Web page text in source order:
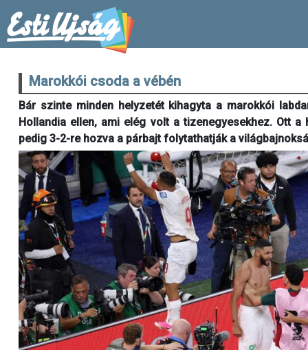
Marokkói csoda a vébén
Bár szinte minden helyzetét kihagyta a marokkói
Hollandia ellen, ami elég volt a tizenegyesekhez. Ott
pedig 3-2-re hozva a párbajt folytathatják a